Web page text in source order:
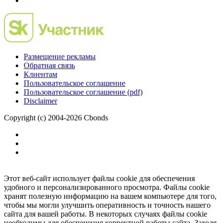
Размещение рекламы
Обратная связь
Клиентам
Пользовательское соглашение
Пользовательское соглашение (pdf)
Disclaimer
Copyright (c) 2004-2026 Cbonds
Этот веб-сайт использует файлы cookie для обеспечения
удобного и персонализированного просмотра. Файлы cookie
хранят полезную информацию на вашем компьютере для того,
чтобы мы могли улучшить оперативность и точность нашего
сайта для вашей работы. В некоторых случаях файлы cookie